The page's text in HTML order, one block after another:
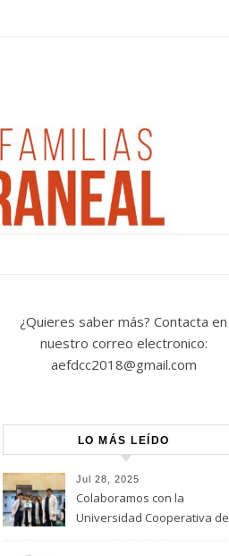
¿Quieres saber más? Contacta en
nuestro correo electronico:
aefdcc2018@gmail.com
LO MÁS LEÍDO
Jul 28, 2025
Colaboramos con la
Universidad Cooperativa de